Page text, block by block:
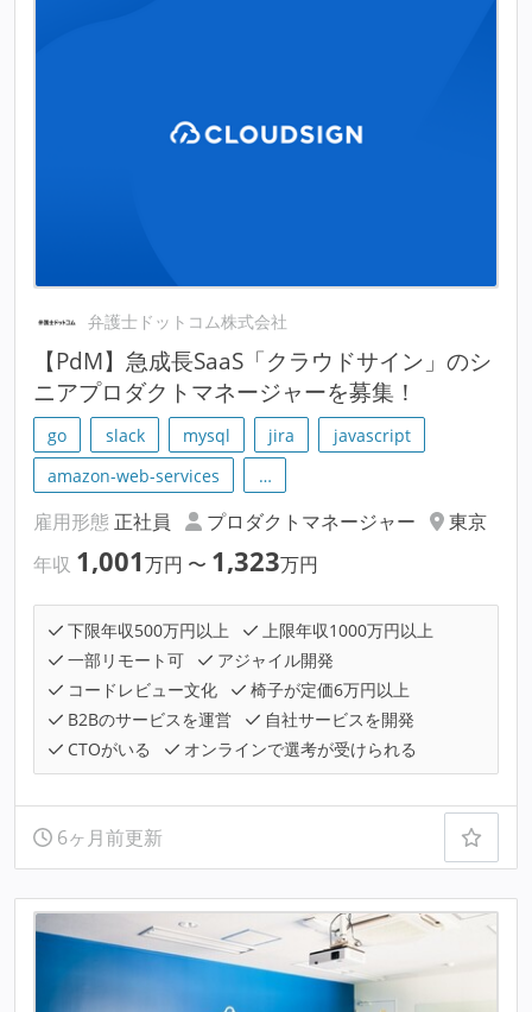
弁護士ドットコム株式会社
【PdM】急成長SaaS「クラウドサイン」のシ
ニアプロダクトマネージャーを募集！
go slack mysql jira
javascript
amazon-web-services
…
雇用形態 正社員 プロダクトマネージャー
東京
年収 1,001万円 〜 1,323万円
下限年収500万円以上
上限年収1000万円以上
一部リモート可
アジャイル開発
コードレビュー文化
椅子が定価6万円以上
B2Bのサービスを運営
自社サービスを開発
CTOがいる
オンラインで選考が受けられる
6ヶ月前更新